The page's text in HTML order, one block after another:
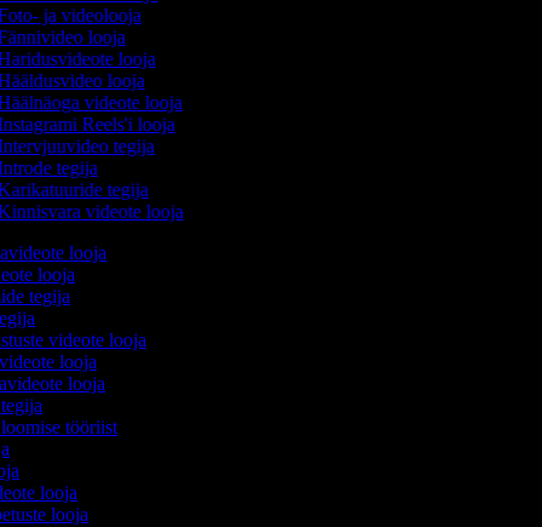
ja videolooja
looja
looja
looja
videote looja
Reels'i looja
tegija
tegija
tegija
videote looja
looja
looja
tegija
videote looja
looja
looja
tööriist
looja
looja